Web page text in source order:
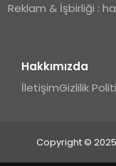
Reklam & İşbirliği :
Hakkımızda
İletişimGizlilik
Copyright © 2025